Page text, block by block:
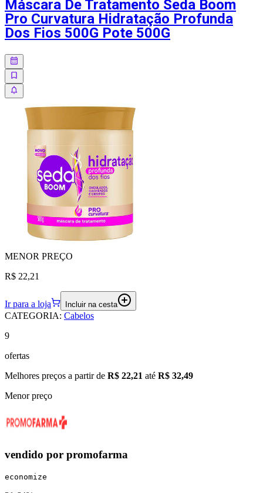
Máscara De Tratamento Seda Boom
Pro Curvatura Hidratação Profunda
Dos Fios 500G Pote 500G
MENOR PREÇO
R$ 22,21
Ir para a loja Incluir na cesta
CATEGORIA: Cabelos
9
ofertas
Melhores preços a partir de R$ 22,21 até R$ 32,49
Menor preço
vendido por promofarma
economize